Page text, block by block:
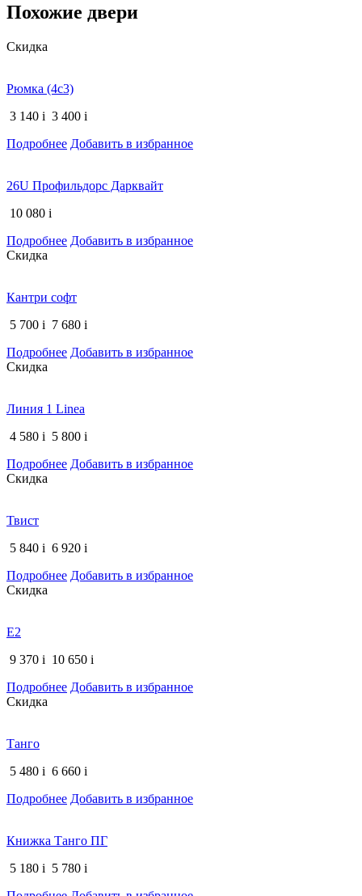
Похожие двери
Скидка
Рюмка (4с3)
3 140 i 3 400 i
Подробнее Добавить в избранное
26U Профильдорс Дарквайт
10 080 i
Подробнее Добавить в избранное
Скидка
Кантри софт
5 700 i 7 680 i
Подробнее Добавить в избранное
Скидка
Линия 1 Linea
4 580 i 5 800 i
Подробнее Добавить в избранное
Скидка
Твист
5 840 i 6 920 i
Подробнее Добавить в избранное
Скидка
E2
9 370 i 10 650 i
Подробнее Добавить в избранное
Скидка
Танго
5 480 i 6 660 i
Подробнее Добавить в избранное
Книжка Танго ПГ
5 180 i 5 780 i